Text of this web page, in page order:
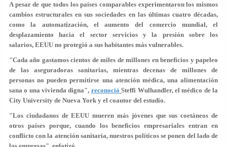
A pesar de que todos los países comparables experimentaron los mismos
cambios estructurales en sus sociedades en las últimas cuatro décadas,
como la automatización, el aumento del comercio mundial, el
desplazamiento hacia el sector servicios y la presión sobre los
salarios, EEUU no protegió a sus habitantes más vulnerables.
"Cada año gastamos cientos de miles de millones en beneficios y papeleo
de las aseguradoras sanitarias, mientras decenas de millones de
personas no pueden permitirse una atención médica, una alimentación
sana o una vivienda digna", reconoció Steffi Wulhandler, el médico de la
City University de Nueva York y el coautor del estudio.
"Los ciudadanos de EEUU mueren más jóvenes que sus coetáneos de
otros países porque, cuando los beneficios empresariales entran en
conflicto con la atención sanitaria, nuestros políticos se ponen del lado de